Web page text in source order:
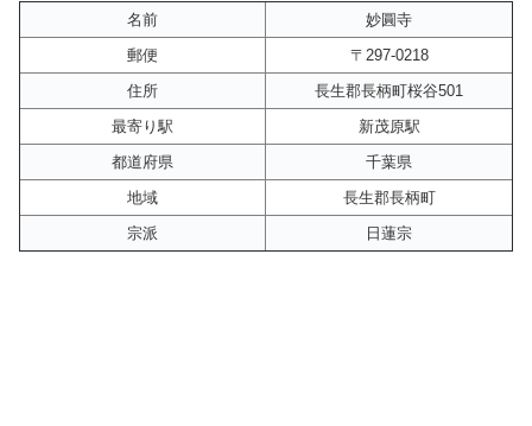
名前
妙圓寺
郵便
〒297-0218
住所
長生郡長柄町桜谷501
最寄り駅
新茂原駅
都道府県
千葉県
地域
長生郡長柄町
宗派
日蓮宗